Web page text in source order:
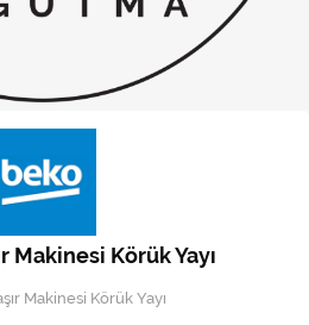
Makinesi Körük Yayı
Makinesi Körük Yayı